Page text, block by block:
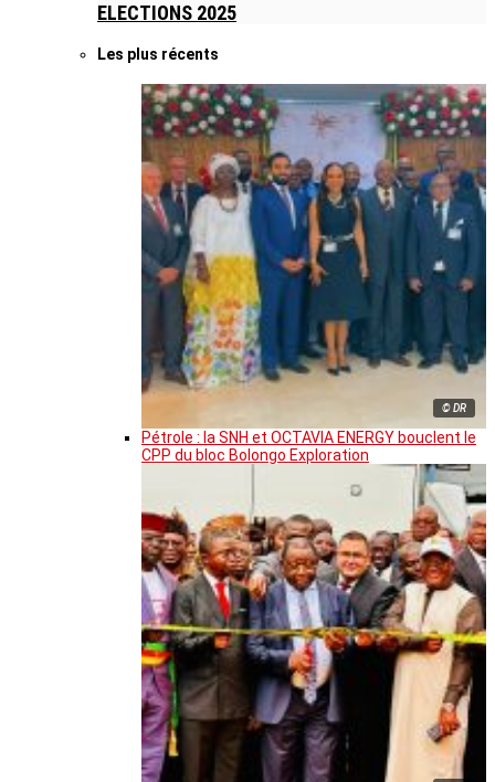
ELECTIONS 2025
Les plus récents
© DR
Pétrole : la SNH et OCTAVIA ENERGY bouclent le
CPP du bloc Bolongo Exploration